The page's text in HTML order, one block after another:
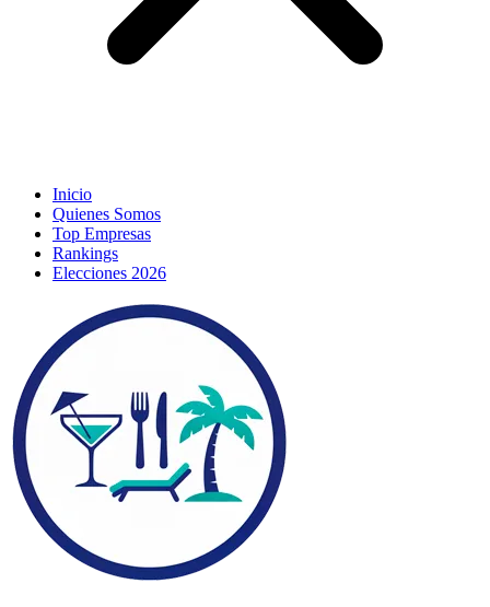
Inicio
Quienes Somos
Top Empresas
Rankings
Elecciones 2026